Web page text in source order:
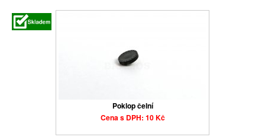
Poklop čelní
Cena s DPH: 10 Kč